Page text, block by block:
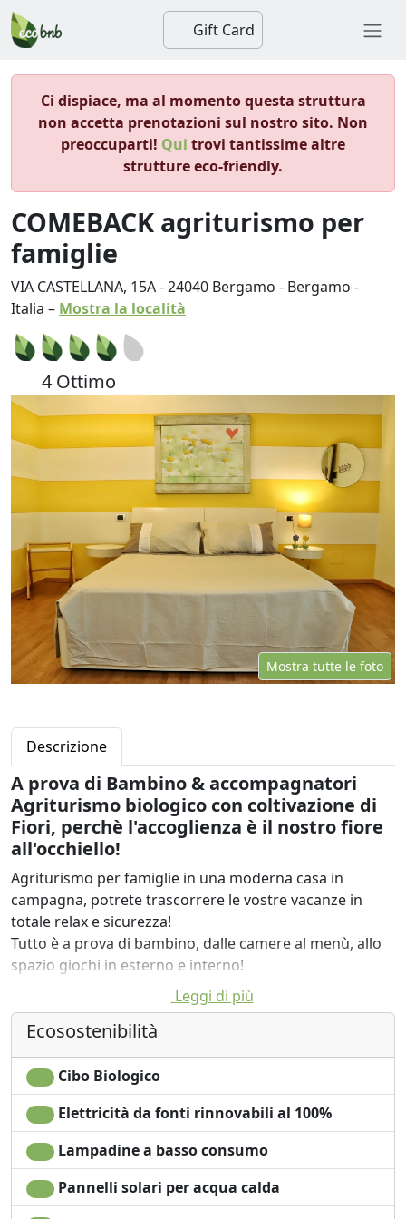
Gift Card
Ci dispiace, ma al momento questa struttura
non accetta prenotazioni sul nostro sito. Non
preoccuparti! Qui trovi tantissime altre
strutture eco-friendly.
COMEBACK agriturismo per
famiglie
VIA CASTELLANA, 15A-24040 Bergamo - Bergamo -
Italia – Mostra la località
4 Ottimo
Mostra tutte le foto
Descrizione
A prova di Bambino & accompagnatori
Agriturismo biologico con coltivazione di
Fiori, perchè l'accoglienza è il nostro fiore
all'occhiello!
Agriturismo per famiglie in una moderna casa in
campagna, potrete trascorrere le vostre vacanze in
totale relax e sicurezza!
Tutto è a prova di bambino, dalle camere al menù, allo
spazio giochi in esterno e interno!
• Tutte le stanze hanno il bagno privato con doccia, aria
• PARCHEGGIO RISERVATO
• NOLEGGIO BICICLETTE
• SPAZI COMUNI esterni: GIARDINO CON sdraio E
BARBEQUE
• spazi comuni interni: CUCINA, libri di lettura/riviste,
GIOCHI DI SOCIETÀ, MATERIALE INFORMATIVO SUI
DINTORNI
Leggi di più
Ecosostenibilità
Cibo Biologico
Elettricità da fonti rinnovabili al 100%
Lampadine a basso consumo
Pannelli solari per acqua calda